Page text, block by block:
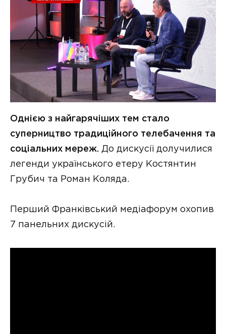
Однією з найгарячіших тем стало
суперництво традиційного телебачення та
соціальних мереж. До дискусії долучилися
легенди українського етеру Костянтин
Грубич та Роман Коляда.
Перший Франківський медіафорум охопив
7 панельних дискусій.